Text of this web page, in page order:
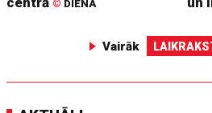
© DIENA
Vairāk